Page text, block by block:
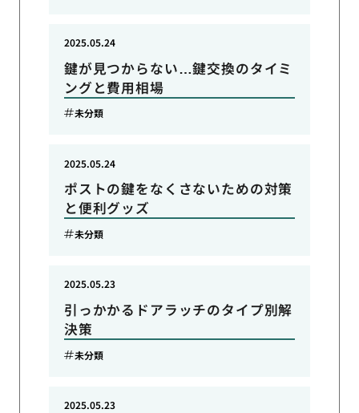
鍵が見つからない…鍵交換のタイミ
ングと費用相場
2025.05.24
未分類
ポストの鍵をなくさないための対策
と便利グッズ
2025.05.24
未分類
引っかかるドアラッチのタイプ別解
決策
2025.05.23
未分類
2025.05.23